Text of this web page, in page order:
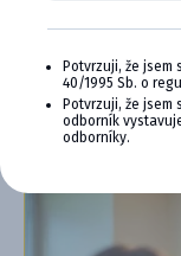
Ďalšie
Potvrzuji, že
40/1995 Sb. o
Potvrzuji, že jsem
odborník
odborníky.